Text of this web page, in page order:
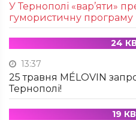
У Тернополі «вар’яти»
гумористичну програму
24
13:37
25 травня MÉLOVIN
Тернополі!
19